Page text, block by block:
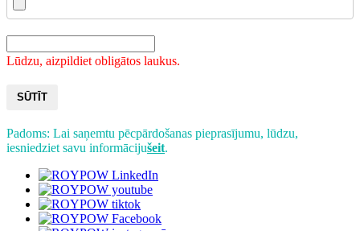
Lūdzu, aizpildiet obligātos laukus.
SŪTĪT
Padoms: Lai saņemtu pēcpārdošanas pieprasījumu, lūdzu,
iesniedziet savu informācijušeit.